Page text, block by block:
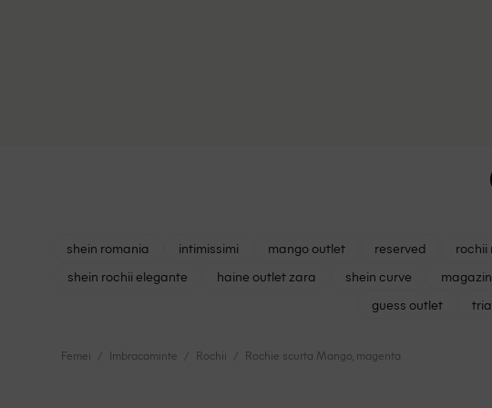
shein romania intimissimi mango outlet reserved rochii
shein rochii elegante
haine outlet zara shein curve
guess outlet
Femei Imbracaminte Rochii Rochie scurta Mango, magenta